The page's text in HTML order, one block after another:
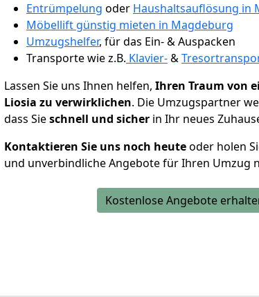
Entrümpelung oder Haushaltsauflösung in
Möbellift günstig mieten in Magdeburg
Umzugshelfer, für das Ein- & Auspacken
Transporte wie z.B. Klavier-&
Lassen Sie uns Ihnen helfen, Ihren Traum von
Liosia zu verwirklichen. Die Umzugspartner
dass Sieschnell und sicher in Ihr neues
Kontaktieren Sie uns noch heuteoder holen
und unverbindliche Angebote für Ihren Umzug
Kostenlose Angebote